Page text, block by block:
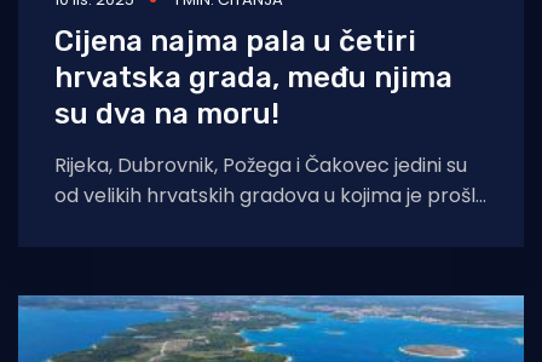
Cijena najma pala u četiri
hrvatska grada, među njima
su dva na moru!
Rijeka, Dubrovnik, Požega i Čakovec jedini su
od velikih hrvatskih gradova u kojima je prošle